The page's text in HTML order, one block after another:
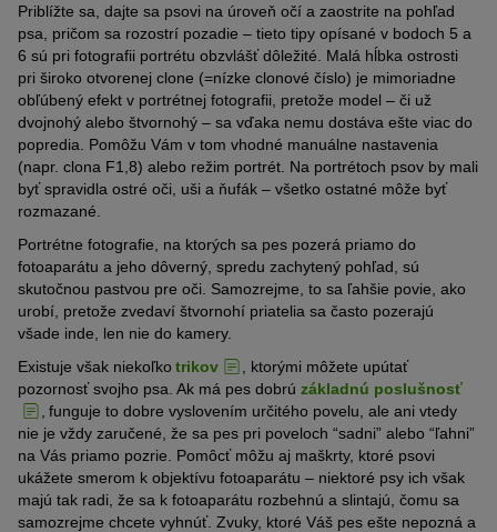
Priblížte sa, dajte sa psovi na úroveň očí a zaostrite na pohľad
psa, pričom sa rozostrí pozadie – tieto tipy opísané v bodoch 5 a
6 sú pri fotografii portrétu obzvlášť dôležité. Malá hĺbka ostrosti
pri široko otvorenej clone (=nízke clonové číslo) je mimoriadne
obľúbený efekt v portrétnej fotografii, pretože model – či už
dvojnohý alebo štvornohý – sa vďaka nemu dostáva ešte viac do
popredia. Pomôžu Vám v tom vhodné manuálne nastavenia
(napr. clona F1,8) alebo režim portrét. Na portrétoch psov by mali
byť spravidla ostré oči, uši a ňufák – všetko ostatné môže byť
rozmazané.
Portrétne fotografie, na ktorých sa pes pozerá priamo do
fotoaparátu a jeho dôverný , spredu zachytený pohľad, sú
skutočnou pastvou pre oči. Samozrejme, to sa ľahšie povie, ako
urobí, pretože zvedaví štvornohí priatelia sa často pozerajú
všade inde , len nie do kamery.
Existuje však niekoľko trikov
ktorými môžete upútať
pozornosť svojho psa. Ak má pes dobrú základnú poslušnosť
funguje to dobre vyslovením určitého povelu, ale ani vtedy
nie je vždy zaručené, že sa pes pri poveloch “sadni” alebo “ľahni”
na Vás priamo pozrie . Pomôcť môžu aj maškrty, ktoré psovi
ukážete smerom k objektívu fotoaparátu – niektoré psy ich však
majú tak radi, že sa k fotoaparátu rozbehnú a slintajú, čomu sa
samozrejme chcete vyhnúť. Zvuky, ktoré Váš pes ešte nepozná a